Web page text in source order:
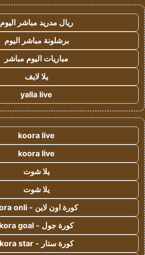
ريال مدريد مباشر اليوم
برشلونة مباشر اليوم
مباريات اليوم مباشر
يلا لايف
yalla live
koora live
koora live
يلا شوت
يلا شوت
كورة اون لاين - kora onli
كورة جول - kora goal
كورة ستار - kora star